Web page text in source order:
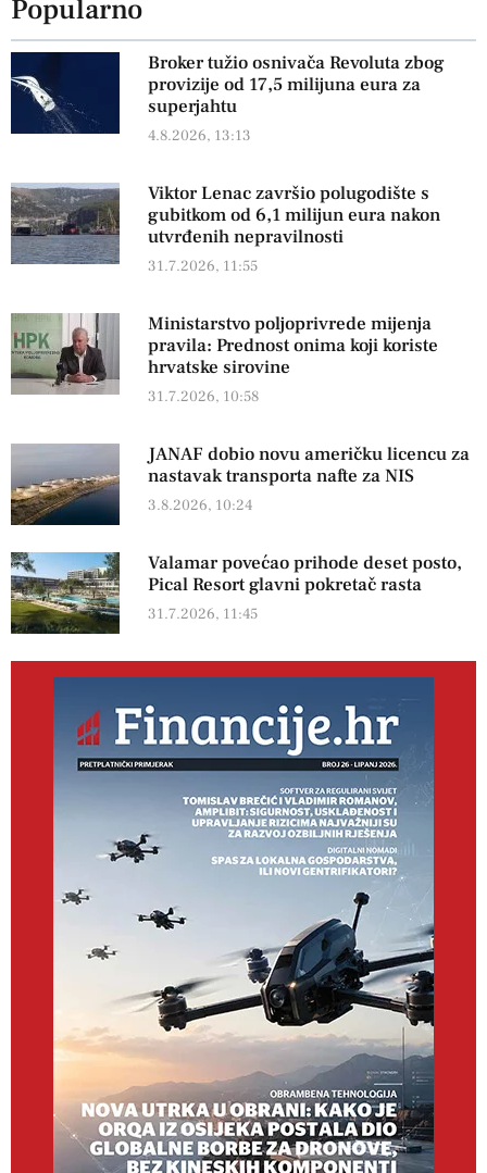
Popularno
Broker tužio osnivača Revoluta zbog
provizije od 17,5 milijuna eura za
superjahtu
4.8.2026, 13:13
Viktor Lenac završio polugodište s
gubitkom od 6,1 milijun eura nakon
utvrđenih nepravilnosti
31.7.2026, 11:55
Ministarstvo poljoprivrede mijenja
pravila: Prednost onima koji koriste
hrvatske sirovine
31.7.2026, 10:58
JANAF dobio novu američku licencu za
nastavak transporta nafte za NIS
3.8.2026, 10:24
Valamar povećao prihode deset posto,
Pical Resort glavni pokretač rasta
31.7.2026, 11:45